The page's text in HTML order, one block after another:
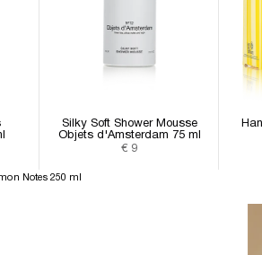
Silky Soft Shower Mousse
Objets d'Amsterdam 75 ml
Aanbiedingsprijs
€ 9
Notes 250 ml